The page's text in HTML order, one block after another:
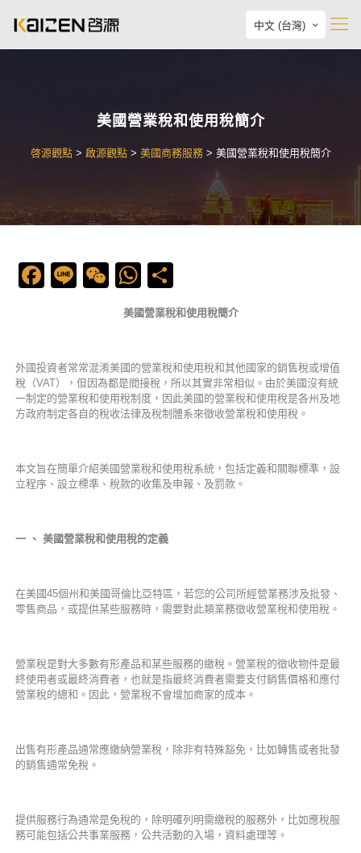
中文 (台灣)
美國營業稅和使用稅簡介
啓源觀點> 啟源觀點> 美國商務服務> 美國營業稅和使用稅簡介
Facebook
LineWeChatWhatsApp
美國營業稅和使用稅簡介
外國投資者常常混淆美國的營業稅和使用稅和其他國家的銷售稅或增值
稅（VAT），但因為都是間接稅，所以其實非常相似。由於美國沒有統
一制定的營業稅和使用稅制度，因此美國的營業稅和使用稅是各州及地
方政府制定各自的稅收法律及稅制體系來徵收營業稅和使用稅。
本文旨在簡單介紹美國營業稅和使用稅系統，包括定義和關聯標準，設
立程序、設立標準、稅款的收集及申報、及罰款。
一 、 美國營業稅和使用稅的定義
在美國45個州和美國哥倫比亞特區，若您的公司所經營業務涉及批發、
零售商品，或提供某些服務時，需要對此類業務徵收營業稅和使用稅。
營業稅是對大多數有形產品和某些服務的繳稅。營業稅的徵收物件是最
終使用者或最終消費者，也就是指最終消費者需要支付銷售價格和應付
營業稅的總和。因此，營業稅不會增加商家的成本。
出售有形產品通常應繳納營業稅，除非有特殊豁免，比如轉售或者批發
的銷售通常免稅。
提供服務行為通常是免稅的，除明確列明需繳稅的服務外，比如應稅服
務可能包括公共事業服務，公共活動的入場，資料處理等。